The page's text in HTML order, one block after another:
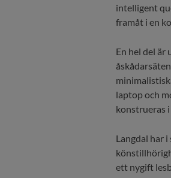
intelligent
framåt i en
En hel del är
laptop och
konstrueras
Langdal har
ett nygift